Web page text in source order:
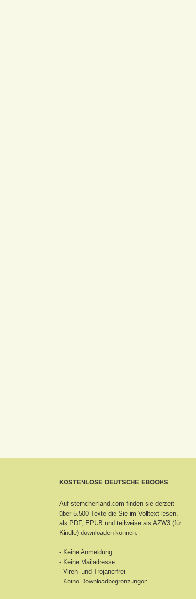
KOSTENLOSE DEUTSCHE EBOOKS
Auf sternchenland.com finden sie derzeit
über 5.500 Texte die Sie im Volltext lesen,
als PDF, EPUB und teilweise als AZW3 (für
Kindle) downloaden können.
- Keine Anmeldung
- Keine Mailadresse
- Viren- und Trojanerfrei
- Keine Downloadbegrenzungen